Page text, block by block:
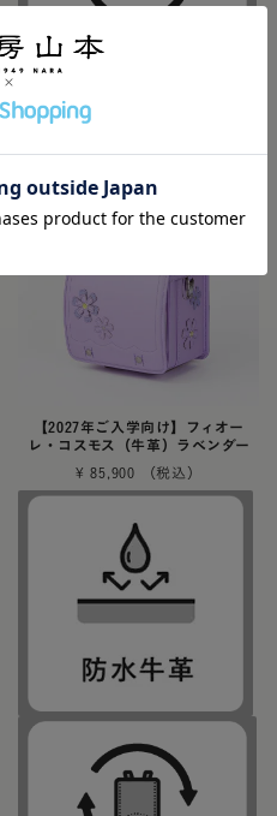
防水牛革
【2027年ご入学向け】フィオー
レ・コスモス（牛革）ラベンダー
¥ 85,900